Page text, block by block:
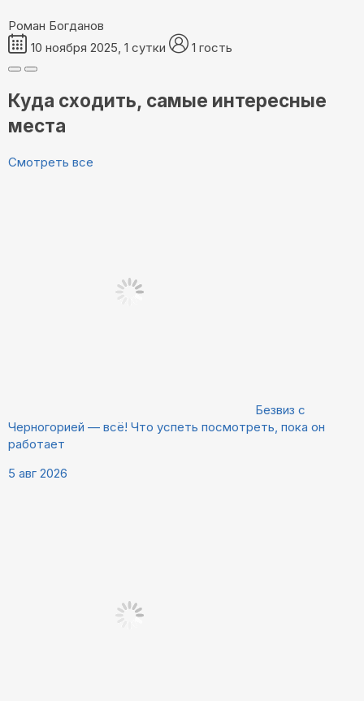
Роман Богданов
10 ноября 2025, 1 сутки
1 гость
Куда сходить, самые интересные
места
Смотреть все
Безвиз с
Черногорией — всё! Что успеть посмотреть, пока он
работает
5 авг 2026